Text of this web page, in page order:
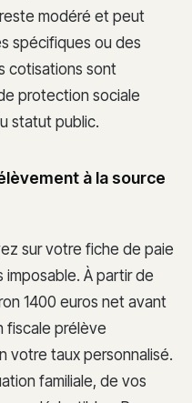
modéré et peut
spécifiques ou des
cotisations sont
protection sociale
statut public.
à la source
sur votre fiche de paie
À partir de
1400 euros net avant
fiscale prélève
votre taux personnalisé.
familiale, de vos